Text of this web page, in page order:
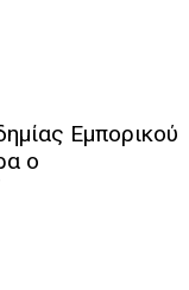
Εμπορικού
ο